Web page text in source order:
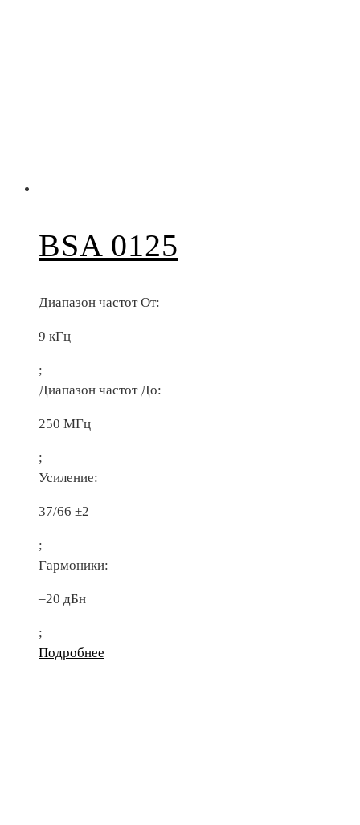
BSA 0125
Диапазон частот От:
9 кГц
;
Диапазон частот До:
250 МГц
;
Усиление:
37/66 ±2
;
Гармоники:
–20 дБн
;
Подробнее